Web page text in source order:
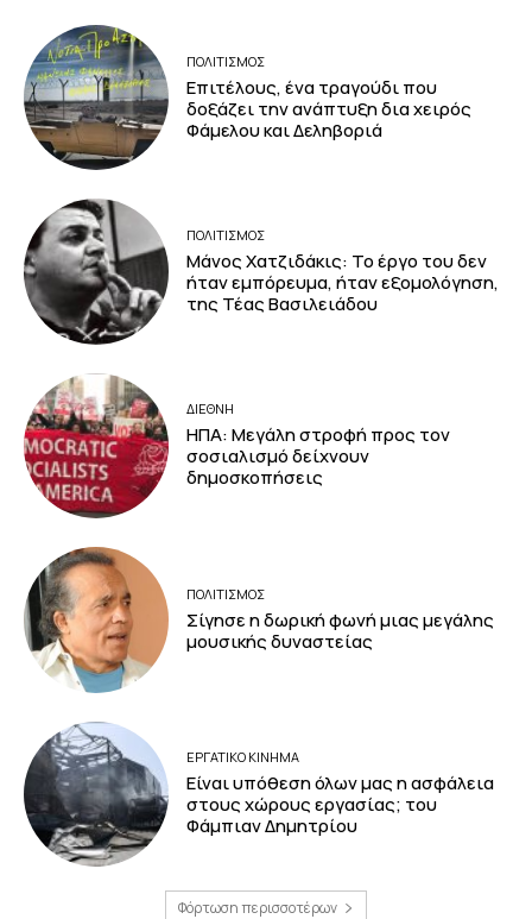
ΠΟΛΙΤΙΣΜΟΣ
Επιτέλους, ένα τραγούδι που
δοξάζει την ανάπτυξη δια χειρός
Φάμελου και Δεληβοριά
ΠΟΛΙΤΙΣΜΟΣ
Μάνος Χατζιδάκις: Το έργο του δεν
ήταν εμπόρευμα, ήταν εξομολόγηση,
της Τέας Βασιλειάδου
ΔΙΕΘΝΗ
ΗΠΑ: Μεγάλη στροφή προς τον
σοσιαλισμό δείχνουν
δημοσκοπήσεις
ΠΟΛΙΤΙΣΜΟΣ
Σίγησε η δωρική φωνή μιας μεγάλης
μουσικής δυναστείας
ΕΡΓΑΤΙΚΟ ΚΙΝΗΜΑ
Είναι υπόθεση όλων μας η ασφάλεια
στους χώρους εργασίας; του
Φάμπιαν Δημητρίου
Φόρτωση περισσοτέρων